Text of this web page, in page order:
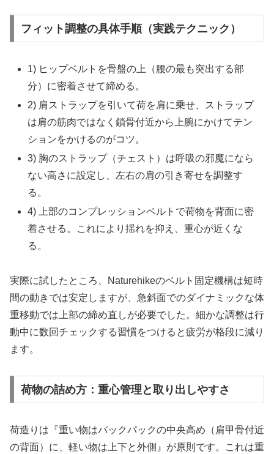
フィット調整の具体手順（実践テクニック）
1) ヒップベルトを骨盤の上（腰の最も突出する部
分）に密着させて締める。
2) 肩ストラップを引いて荷を肩に乗せ、ストラップ
は肩の筋肉ではなく鎖骨付近から上腕にかけてテン
ションをかけるのがコツ。
3) 胸のストラップ（チェスト）は呼吸の邪魔になら
ない高さに設定し、左右の肩の引き寄せを調整す
る。
4) 上部のコンプレッションベルトで荷物を背面に密
着させる。これにより揺れを抑え、重心が近くな
る。
実際に試したところ、Naturehikeのベルト固定機構は短時
間の動きでは安定しますが、急斜面でのダイナミックな体
重移動では上部の締め直しが必要でした。細かな調整は行
動中に数回チェックする習慣をつけると疲労が格段に減り
ます。
荷物の詰め方：重心管理と取り出しやすさ
荷造りは『重い物はバックパックの中央高め（肩甲骨付近
の背面）に、軽い物は上下と外側』が原則です。これは重